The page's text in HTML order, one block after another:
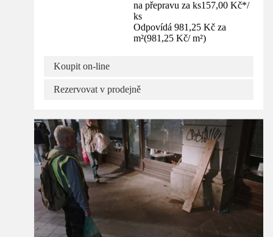
na přepravu za ks157,00 Kč*/
ks
Odpovídá 981,25 Kč za
m²(981,25 Kč/ m²)
Koupit on-line
Rezervovat v prodejně